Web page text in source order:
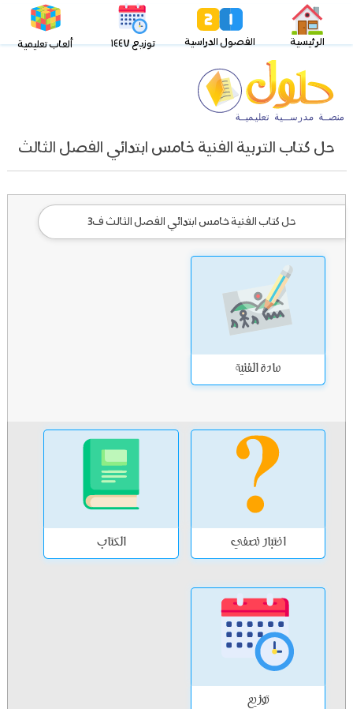
الرئيسية الفصول الدراسية توزيع ١٤٤٧ ألعاب تعليمية
حل كتاب التربية الفنية خامس ابتدائي الفصل الثالث
حل كتاب الفنية خامس ابتدائي الفصل الثالث ف3
مادة الفنية
اختبار نصفي الكتاب
توزيع